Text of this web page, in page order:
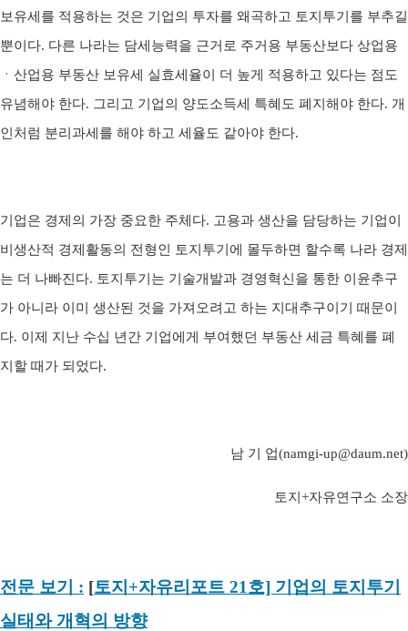
보유세를 적용하는 것은 기업의 투자를 왜곡하고 토지투기를 부추길
뿐이다. 다른 나라는 담세능력을 근거로 주거용 부동산보다 상업용
ㆍ산업용 부동산 보유세 실효세율이 더 높게 적용하고 있다는 점도
유념해야 한다. 그리고 기업의 양도소득세 특혜도 폐지해야 한다. 개
인처럼 분리과세를 해야 하고 세율도 같아야 한다.
기업은 경제의 가장 중요한 주체다. 고용과 생산을 담당하는 기업이
비생산적 경제활동의 전형인 토지투기에 몰두하면 할수록 나라 경제
는 더 나빠진다. 토지투기는 기술개발과 경영혁신을 통한 이윤추구
가 아니라 이미 생산된 것을 가져오려고 하는 지대추구이기 때문이
다. 이제 지난 수십 년간 기업에게 부여했던 부동산 세금 특혜를 폐
지할 때가 되었다.
남 기 업(namgi-up@daum.net)
토지 +자유연구소 소장
전문 보기 : [토지+자유리포트 21호] 기업의 토지투기
실태와 개혁의 방향